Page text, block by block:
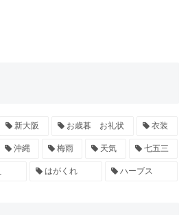
新大阪 お歳暮 お礼状 衣装
沖縄 梅雨 天気 七五三
はがくれ ハーブス